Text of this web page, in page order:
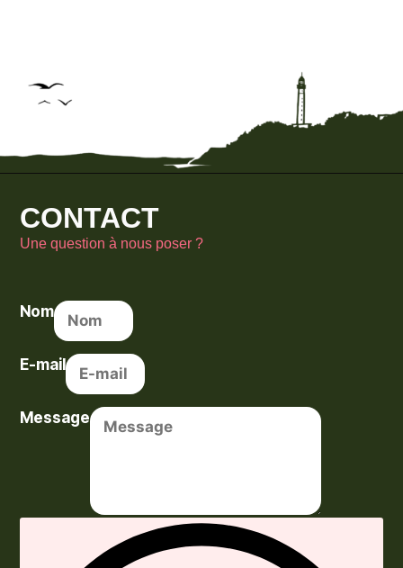
CONTACT
Une question à nous poser ?
Nom
E-mail
Message